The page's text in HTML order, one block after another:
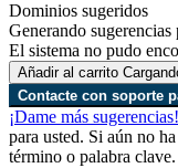
Dominios sugeridos
Generando sugerencias
El sistema no pudo
Añadir al carrito
Contacte con soporte
¡Dame más sugerencias!
para usted. Si aún no
término o palabra clave.